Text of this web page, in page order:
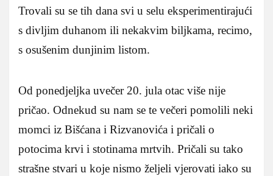
Trovali su se tih dana svi u selu eksperimentirajući
s divljim duhanom ili nekakvim biljkama, recimo,
s osušenim dunjinim listom.
Od ponedjeljka uvečer 20. jula otac više nije
pričao. Odnekud su nam se te večeri pomolili neki
momci iz Bišćana i Rizvanovića i pričali o
potocima krvi i stotinama mrtvih. Pričali su tako
strašne stvari u koje nismo željeli vjerovati iako su